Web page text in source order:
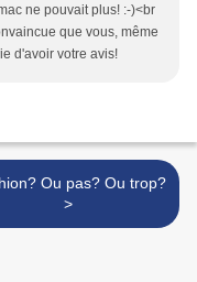
ne pouvait plus! :-)<br
que vous, même
d'avoir votre avis!
Ou pas? Ou trop?
>